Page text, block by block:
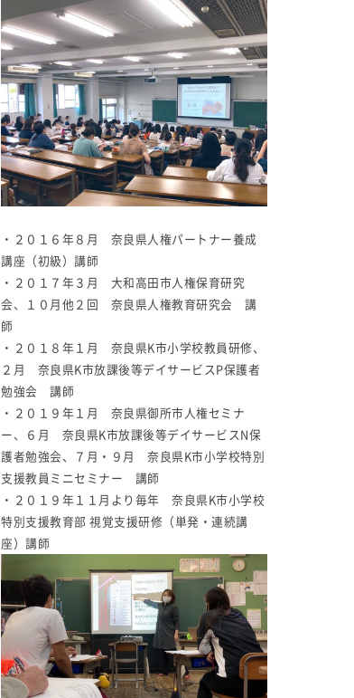
・２０１６年８月 奈良県人権パートナー養成
講座（初級）講師
・２０１７年３月 大和高田市人権保育研究
会、１０月他２回 奈良県人権教育研究会 講
師
・２０１８年１月 奈良県K市小学校教員研修、
２月 奈良県K市放課後等デイサービスP保護者
勉強会 講師
・２０１９年１月 奈良県御所市人権セミナ
ー、６月 奈良県K市放課後等デイサービスN保
護者勉強会、７月・９月 奈良県K市小学校特別
支援教員ミニセミナー 講師
・２０１９年１１月より毎年 奈良県K市小学校
特別支援教育部 視覚支援研修（単発・連続講
座）講師